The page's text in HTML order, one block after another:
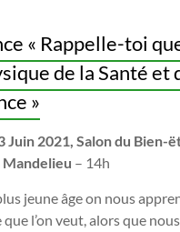
« Rappelle-toi
de la Santé et
»
Juin 2021, Salon du Bien-
Mandelieu – 14h
jeune âge on nous
l’on veut, alors que